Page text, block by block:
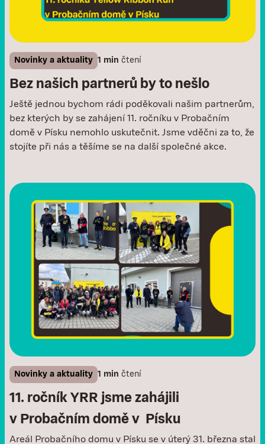
Novinky a aktuality 1 min čtení
Bez našich partnerů by to nešlo
Ještě jednou bychom rádi poděkovali našim partnerům,
bez kterých by se zahájení 11. ročníku v Probačním
domě v Písku nemohlo uskutečnit. Jsme vděčni za to, že
stojíte při nás a těšíme se na další společné akce.
Novinky a aktuality 1 min čtení
11. ročník YRR jsme zahájili
v Probačním domě v Písku
Areál Probačního domu v Písku se v úterý 31. března stal